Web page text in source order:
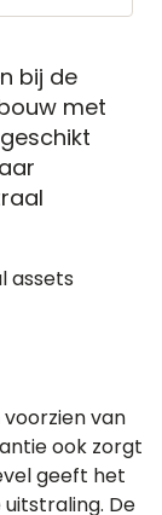
bij de
met
assets
van
ook zorgt
geeft het
De